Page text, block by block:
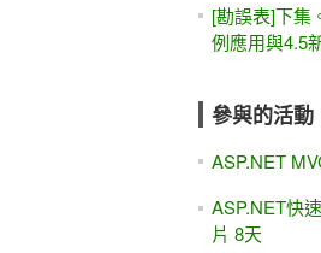
[勘誤表]下集
例應用與4.5
參與的活動
ASP.NET
ASP.NET快
片 8天